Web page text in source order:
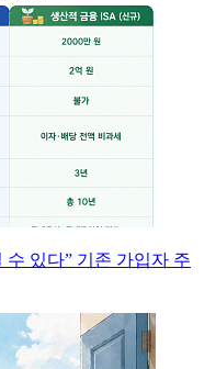
수 있다” 기존 가입자 주